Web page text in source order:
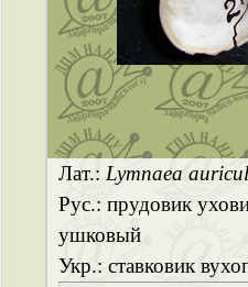
Лат.: Lymnaea
Рус.: прудовик
ушковый
Укр.: ставковик